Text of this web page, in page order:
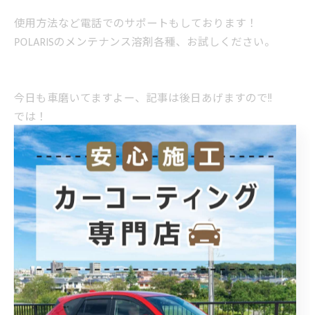
使用方法など電話でのサポートもしております！
POLARISのメンテナンス溶剤各種、お試しください。
今日も車磨いてますよー、記事は後日あげますので!!
では！
--------------------------------------------------------------------
POLARIS カーコーティング
住所 :埼玉県加須市騎西30−９